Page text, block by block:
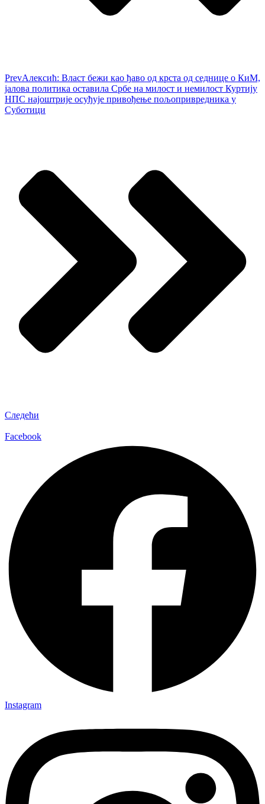
PrevАлексић: Власт бежи као ђаво од крста од седнице о КиМ,
јалова политика оставила Србе на милост и немилост Куртију
НПС најоштрије осуђује привођење пољопривредника у
Суботици
Следећи
Facebook
Instagram